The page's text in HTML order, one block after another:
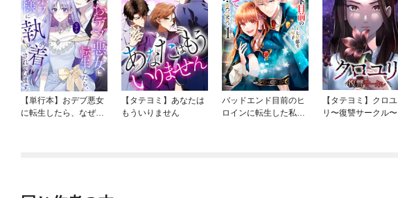
【単行本】おデブ悪女
に転生したら、なぜか
【タテヨミ】あなたは
もういりません
バッドエンド目前のヒ
ロインに転生した私、
【タテヨミ】クロユ
リ〜復讐サークル〜